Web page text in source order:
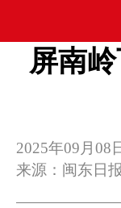
屏南
2025年09月08
来源：闽东日报